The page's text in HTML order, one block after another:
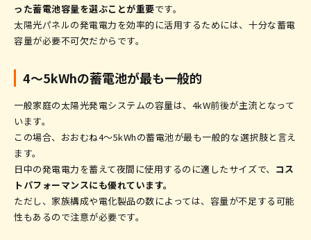
った蓄電池容量を選ぶことが重要です。
太陽光パネルの発電電力を効率的に活用するためには、十分な蓄電
容量が必要不可欠だからです。
4〜5kWhの蓄電池が最も一般的
一般家庭の太陽光発電システムの容量は、4kW前後が主流となって
います。
この場合、おおむね4〜5kWhの蓄電池が最も一般的な選択肢と言え
ます。
日中の発電電力を蓄えて夜間に使用するのに適したサイズで、 コス
トパフォーマンスにも優れています。
ただし、家族構成や電化製品の数によっては、容量が不足する可能
性もあるので注意が必要です。